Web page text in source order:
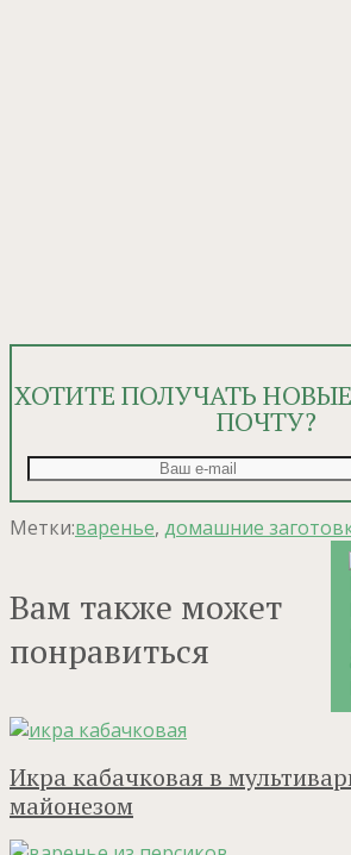
ХОТИТЕ ПОЛУЧАТЬ
ПОЧТУ?
Метки:варенье, домашние
Вам также может
понравиться
Икра кабачковая в
майонезом